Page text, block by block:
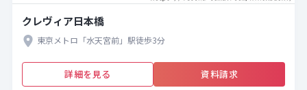
クレヴィア日本橋
東京メトロ「水天宮前」駅徒歩3分
詳細を見る 資料請求